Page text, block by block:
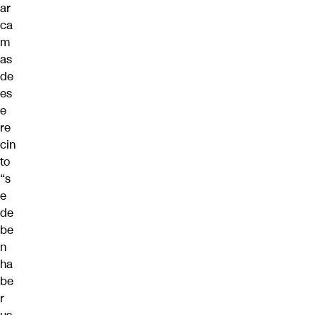
ar
ca
m
as
de
es
e
re
cin
to
“s
e
de
be
n
ha
be
r